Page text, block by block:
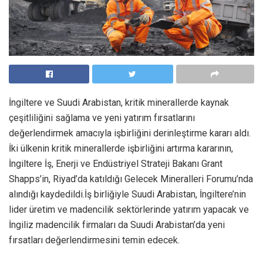
İngiltere ve Suudi Arabistan, kritik minerallerde kaynak
çeşitliliğini sağlama ve yeni yatırım fırsatlarını
değerlendirmek amacıyla işbirliğini derinleştirme kararı aldı.
İki ülkenin kritik minerallerde işbirliğini artırma kararının,
İngiltere İş, Enerji ve Endüstriyel Strateji Bakanı Grant
Shapps’in, Riyad’da katıldığı Gelecek Mineralleri Forumu’nda
alındığı kaydedildi.İş birliğiyle Suudi Arabistan, İngiltere’nin
lider üretim ve madencilik sektörlerinde yatırım yapacak ve
İngiliz madencilik firmaları da Suudi Arabistan’da yeni
fırsatları değerlendirmesini temin edecek.